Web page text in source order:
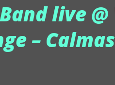
produzioni come
Records).
live
–